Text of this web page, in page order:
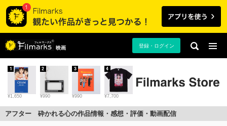
映画 登録・ログイン
¥1,650
1
¥990
2
¥990
3
¥7,700
4
アフター 砕かれる心の作品情報・感想・評価・動画配信